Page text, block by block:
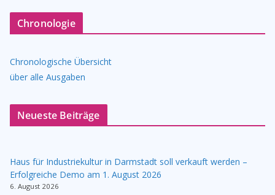
Chronologie
Chronologische Übersicht
über alle Ausgaben
Neueste Beiträge
Haus für Industriekultur in Darmstadt soll verkauft werden –
Erfolgreiche Demo am 1. August 2026
6. August 2026